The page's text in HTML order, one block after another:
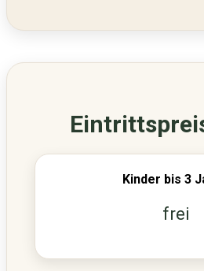
Kinder bis 3
frei